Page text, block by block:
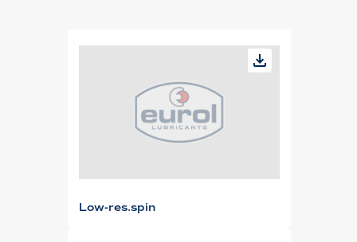
Low-res.spin